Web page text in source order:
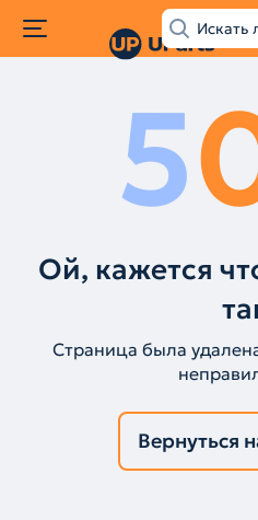
5
Ой, кажется
Страница была
Вернуться